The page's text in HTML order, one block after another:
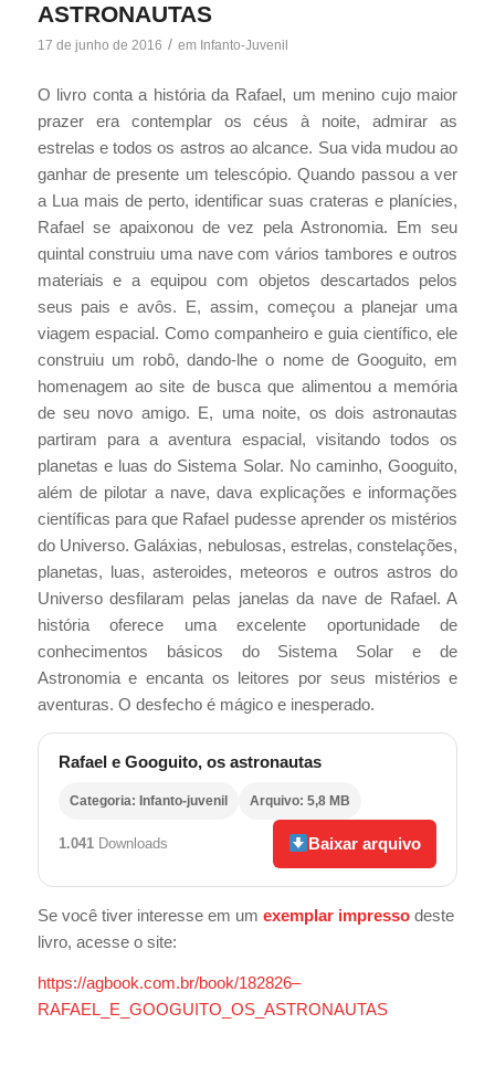
ASTRONAUTAS
17 de junho de 2016 / em Infanto-Juvenil
O livro conta a história da Rafael, um menino cujo maior
prazer era contemplar os céus à noite, admirar as
estrelas e todos os astros ao alcance. Sua vida mudou ao
ganhar de presente um telescópio. Quando passou a ver
a Lua mais de perto, identificar suas crateras e planícies,
Rafael se apaixonou de vez pela Astronomia. Em seu
quintal construiu uma nave com vários tambores e outros
materiais e a equipou com objetos descartados pelos
seus pais e avôs. E, assim, começou a planejar uma
viagem espacial. Como companheiro e guia científico, ele
construiu um robô, dando-lhe o nome de Googuito, em
homenagem ao site de busca que alimentou a memória
de seu novo amigo. E, uma noite, os dois astronautas
partiram para a aventura espacial, visitando todos os
planetas e luas do Sistema Solar. No caminho, Googuito,
além de pilotar a nave, dava explicações e informações
científicas para que Rafael pudesse aprender os mistérios
do Universo. Galáxias, nebulosas, estrelas, constelações,
planetas, luas, asteroides, meteoros e outros astros do
Universo desfilaram pelas janelas da nave de Rafael. A
história oferece uma excelente oportunidade de
conhecimentos básicos do Sistema Solar e de
Astronomia e encanta os leitores por seus mistérios e
aventuras. O desfecho é mágico e inesperado.
Rafael e Googuito, os astronautas
Categoria: Infanto-juvenil Arquivo: 5,8 MB
1.041Downloads Baixar arquivo
Se você tiver interesse em um exemplar impressodeste
livro, acesse o site:
https://agbook.com.br/book/182826–
RAFAEL_E_GOOGUITO_OS_ASTRONAUTAS